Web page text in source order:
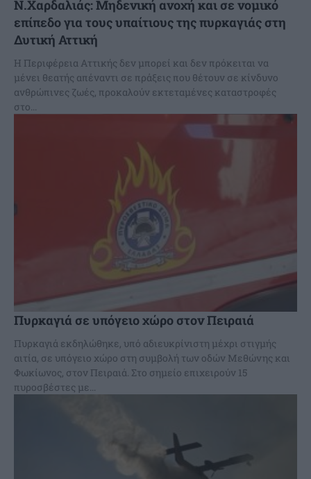
N.Χαρδαλιάς: Μηδενική ανοχή και σε νομικό
επίπεδο για τους υπαίτιους της πυρκαγιάς στη
Δυτική Αττική
Η Περιφέρεια Αττικής δεν μπορεί και δεν πρόκειται να
μένει θεατής απέναντι σε πράξεις που θέτουν σε κίνδυνο
ανθρώπινες ζωές, προκαλούν εκτεταμένες καταστροφές
στο...
Πυρκαγιά σε υπόγειο χώρο στον Πειραιά
Πυρκαγιά εκδηλώθηκε, υπό αδιευκρίνιστη μέχρι στιγμής
αιτία, σε υπόγειο χώρο στη συμβολή των οδών Μεθώνης και
Φωκίωνος, στον Πειραιά. Στο σημείο επιχειρούν 15
πυροσβέστες με...